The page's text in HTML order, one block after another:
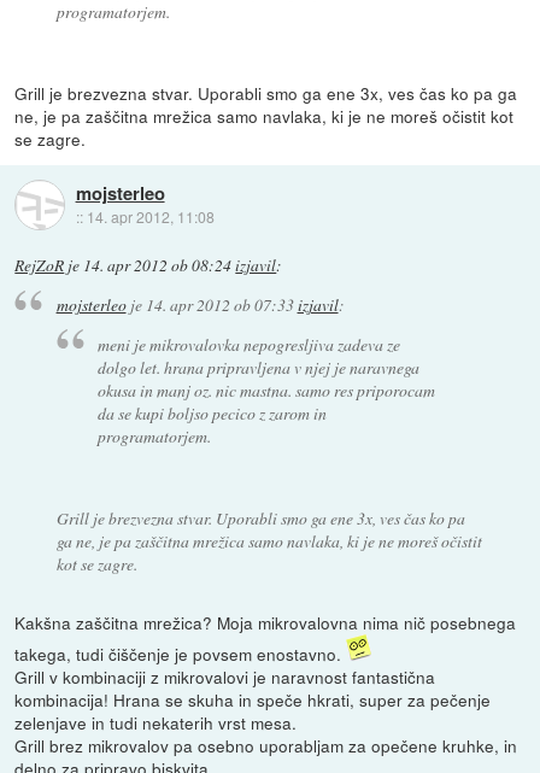
programatorjem.
Grill je brezvezna stvar. Uporabli smo ga ene 3x, ves čas ko pa ga
ne, je pa zaščitna mrežica samo navlaka, ki je ne moreš očistit kot
se zagre.
mojsterleo
:: 14. apr 2012, 11:08
RejZoR je 14. apr 2012 ob 08:24izjavil:
mojsterleoje 14. apr 2012 ob 07:33izjavil:
meni je mikrovalovka nepogresljiva zadeva ze
dolgo let. hrana pripravljena v njej je naravnega
okusa in manj oz. nic mastna. samo res priporocam
da se kupi boljso pecico z zarom in
programatorjem.
Grill je brezvezna stvar. Uporabli smo ga ene 3x, ves čas ko pa
ga ne, je pa zaščitna mrežica samo navlaka, ki je ne moreš očistit
kot se zagre.
Kakšna zaščitna mrežica? Moja mikrovalovna nima nič posebnega
takega, tudi čiščenje je povsem enostavno.
Grill v kombinaciji z mikrovalovi je naravnost fantastična
kombinacija! Hrana se skuha in speče hkrati, super za pečenje
zelenjave in tudi nekaterih vrst mesa.
Grill brez mikrovalov pa osebno uporabljam za opečene kruhke, in